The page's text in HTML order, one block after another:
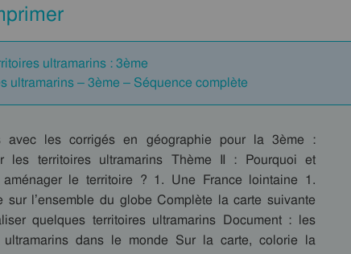
ultramarins : 3ème
ultramarins – 3ème – Séquence complète
avec les corrigés en géographie pour la 3ème :
les territoires ultramarins Thème II : Pourquoi et
aménager le territoire ? 1. Une France lointaine 1.
sur l’ensemble du globe Complète la carte suivante
quelques territoires ultramarins Document : les
ultramarins dans le monde Sur la carte, colorie la